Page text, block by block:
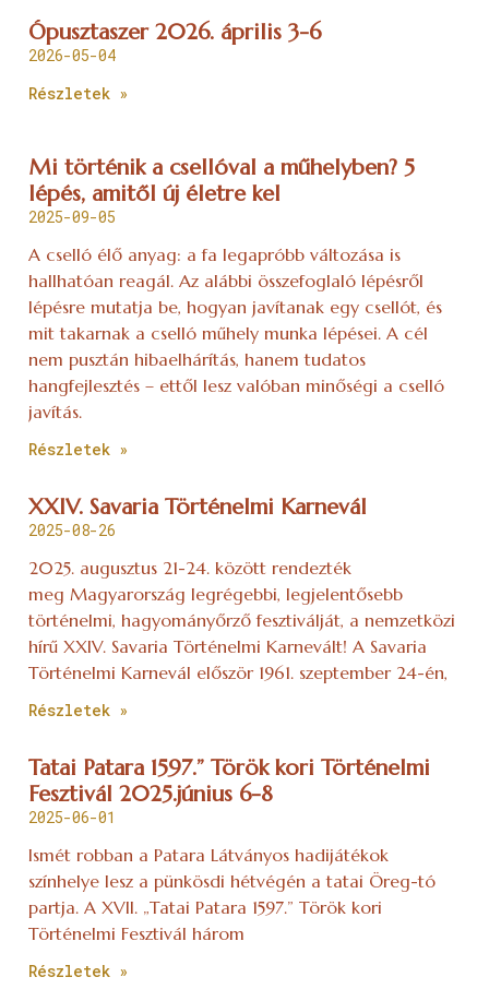
Ópusztaszer 2026. április 3-6
2026-05-04
Részletek »
Mi történik a csellóval a műhelyben? 5
lépés, amitől új életre kel
2025-09-05
A cselló élő anyag: a fa legapróbb változása is
hallhatóan reagál. Az alábbi összefoglaló lépésről
lépésre mutatja be, hogyan javítanak egy csellót, és
mit takarnak a cselló műhely munka lépései. A cél
nem pusztán hibaelhárítás, hanem tudatos
hangfejlesztés – ettől lesz valóban minőségi a cselló
javítás.
Részletek »
XXIV. Savaria Történelmi Karnevál
2025-08-26
2025. augusztus 21-24. között rendezték
meg Magyarország legrégebbi, legjelentősebb
történelmi, hagyományőrző fesztiválját, a nemzetközi
hírű XXIV. Savaria Történelmi Karnevált! A Savaria
Történelmi Karnevál először 1961. szeptember 24-én,
Részletek »
Tatai Patara 1597.” Török kori Történelmi
Fesztivál 2025.június 6-8
2025-06-01
Ismét robban a Patara Látványos hadijátékok
színhelye lesz a pünkösdi hétvégén a tatai Öreg-tó
partja. A XVII. „Tatai Patara 1597.” Török kori
Történelmi Fesztivál három
Részletek »